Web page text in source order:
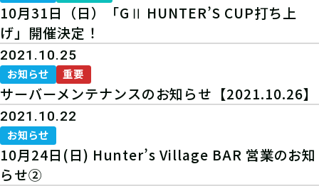
10月31日（日）「GⅡ HUNTER’S CUP打ち上
げ」開催決定！
2021.10.25
お知らせ 重要
サーバーメンテナンスのお知らせ【2021.10.26】
2021.10.22
お知らせ
10月24日(日) Hunter’s Village BAR 営業のお知
らせ②